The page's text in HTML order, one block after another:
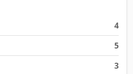
4
5
3